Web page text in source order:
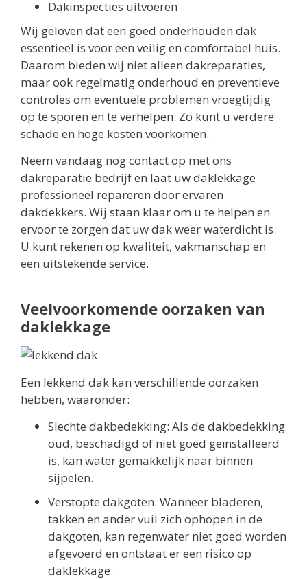
Dakinspecties uitvoeren
Wij geloven dat een goed onderhouden dak
essentieel is voor een veilig en comfortabel huis.
Daarom bieden wij niet alleen dakreparaties,
maar ook regelmatig onderhoud en preventieve
controles om eventuele problemen vroegtijdig
op te sporen en te verhelpen. Zo kunt u verdere
schade en hoge kosten voorkomen.
Neem vandaag nog contact op met ons
dakreparatie bedrijf en laat uw daklekkage
professioneel repareren door ervaren
dakdekkers. Wij staan klaar om u te helpen en
ervoor te zorgen dat uw dak weer waterdicht is.
U kunt rekenen op kwaliteit, vakmanschap en
een uitstekende service.
Veelvoorkomende oorzaken van
daklekkage
Een lekkend dak kan verschillende oorzaken
hebben, waaronder:
Slechte dakbedekking: Als de dakbedekking
oud, beschadigd of niet goed geïnstalleerd
is, kan water gemakkelijk naar binnen
sijpelen.
Verstopte dakgoten: Wanneer bladeren,
takken en ander vuil zich ophopen in de
dakgoten, kan regenwater niet goed worden
afgevoerd en ontstaat er een risico op
daklekkage.